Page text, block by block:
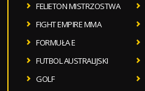
FELIETON MISTRZOSTWA
FIGHT EMPIRE MMA
FORMUŁA E
FUTBOL AUSTRALIJSKI
GOLF